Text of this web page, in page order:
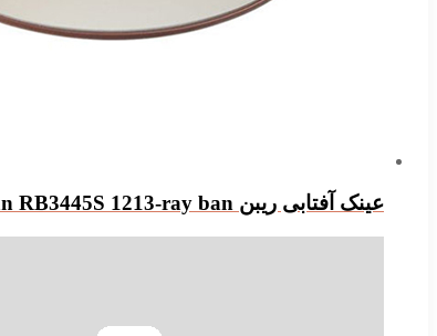
عینک آفتابی ریبن ray ban RB3445S 1213-ray ban